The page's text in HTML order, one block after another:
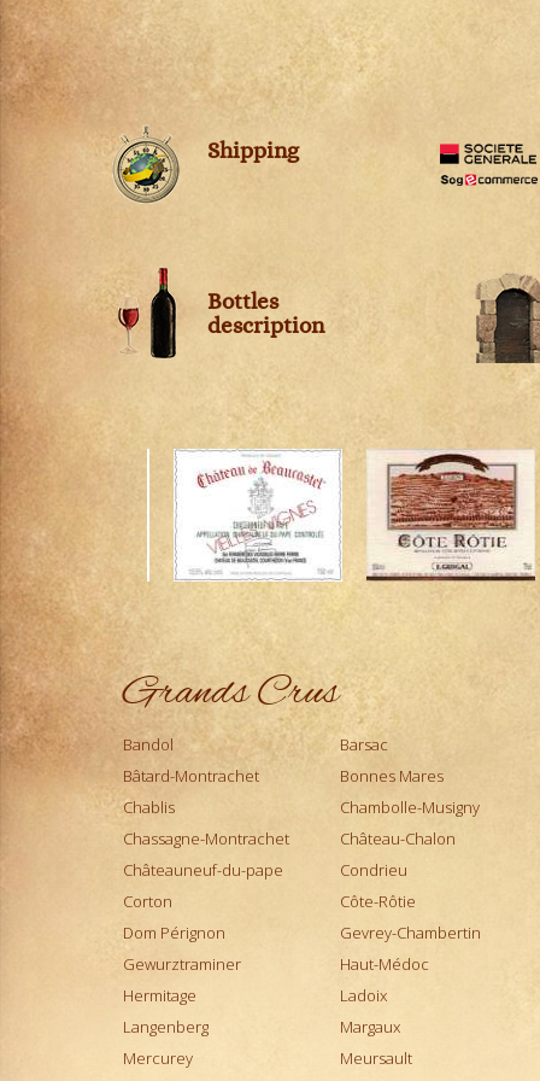
Petit Chablis
Pommard
Pouilly-Fuissé
Pouilly-Loché
Puligny-Montrachet
Richebourg
Rully
Saint-Véran
Santenay
Savigny-lès-Beaune
Vosne-Romanée
Châteauneuf-du-pape
Chevalier-Montrachet
Chianti Classico
Chignin-Bergeron
Chinon
Cognac
Condrieu
Corton
Corton-Charlemagne
Côte-de-Provence
Côte-Rôtie
Côtes du Jura
Côtes du Rhône
Crémant de Bourgogne
Crozes-Hermitage
Dolcetto d'Alba
Dom Pérignon
Génépi
Gevrey-Chambertin
Gewurztraminer
Gigondas
Gin
Haut-Médoc
Hermitage
Jurançon
Ladoix
Langenberg
Limoncello
Madiran
Margaux
Shipping
Bottles
description
Grands Crus
Bandol
Barsac
Bâtard-Montrachet
Bonnes Mares
Chablis
Chambolle-Musigny
Chassagne-Montrachet
Château-Chalon
Châteauneuf-du-pape
Condrieu
Corton
Côte-Rôtie
Dom Pérignon
Gevrey-Chambertin
Gewurztraminer
Haut-Médoc
Hermitage
Ladoix
Langenberg
Margaux
Mercurey
Meursault